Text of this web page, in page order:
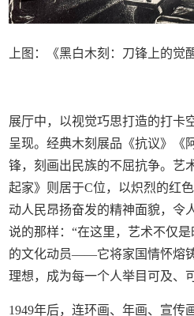
上图：《黑白木刻：刀锋上的觉
展厅中，以视觉巧思打造的打卡
呈现。经典木刻展品《抗议》《
锋，刻画出民族的不屈抗争。艺
起家》则居于C位，以炽烈的红
动人民昂扬奋发的精神面貌，令
说的那样：“在这里，艺术不仅
的文化动员——它将家国情怀熔
理想，成为每一个人举目可及、
1949年后，连环画、年画、宣传